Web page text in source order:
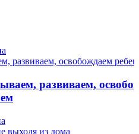
развиваем,